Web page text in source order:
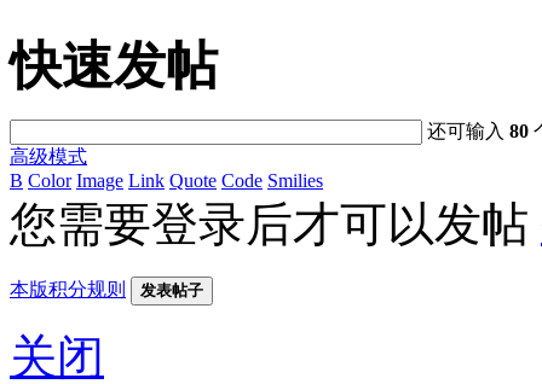
快速发帖
还可输入80
高级模式
B Color Image Link Quote Code Smilies
您需要登录后才可以发帖
本版积分规则 发表帖子
关闭